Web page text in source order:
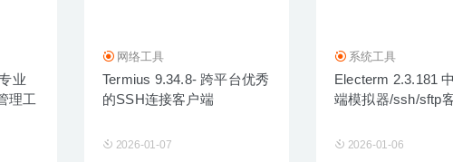
业
理工
网络工具
Termius 9.34.8- 跨平台优秀
的SSH连接客户端
2026-01-07
系统工具
Electerm 2.3.181
端模拟器/ssh/sftp
2026-01-06